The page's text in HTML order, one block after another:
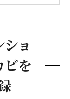
だった
損傷」で
った
ョ
を